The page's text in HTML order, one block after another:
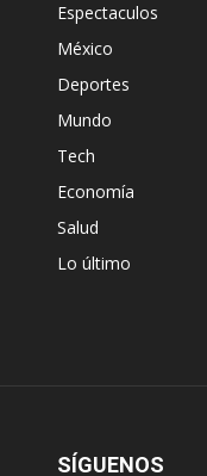
Espectaculos
México
Deportes
Mundo
Tech
Economía
Salud
Lo último
SÍGUENOS